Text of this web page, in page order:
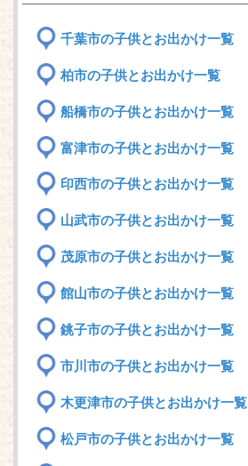
千葉市の子供とお出かけ一覧
柏市の子供とお出かけ一覧
船橋市の子供とお出かけ一覧
富津市の子供とお出かけ一覧
印西市の子供とお出かけ一覧
山武市の子供とお出かけ一覧
茂原市の子供とお出かけ一覧
館山市の子供とお出かけ一覧
銚子市の子供とお出かけ一覧
市川市の子供とお出かけ一覧
木更津市の子供とお出かけ一覧
松戸市の子供とお出かけ一覧